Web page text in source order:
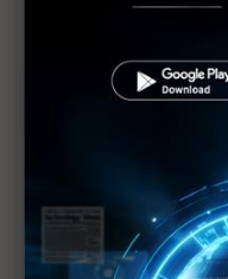
美國啟動川普關稅
日產新款EV馬達重
加速製造業回流 美
美國海關將啟動退
錢